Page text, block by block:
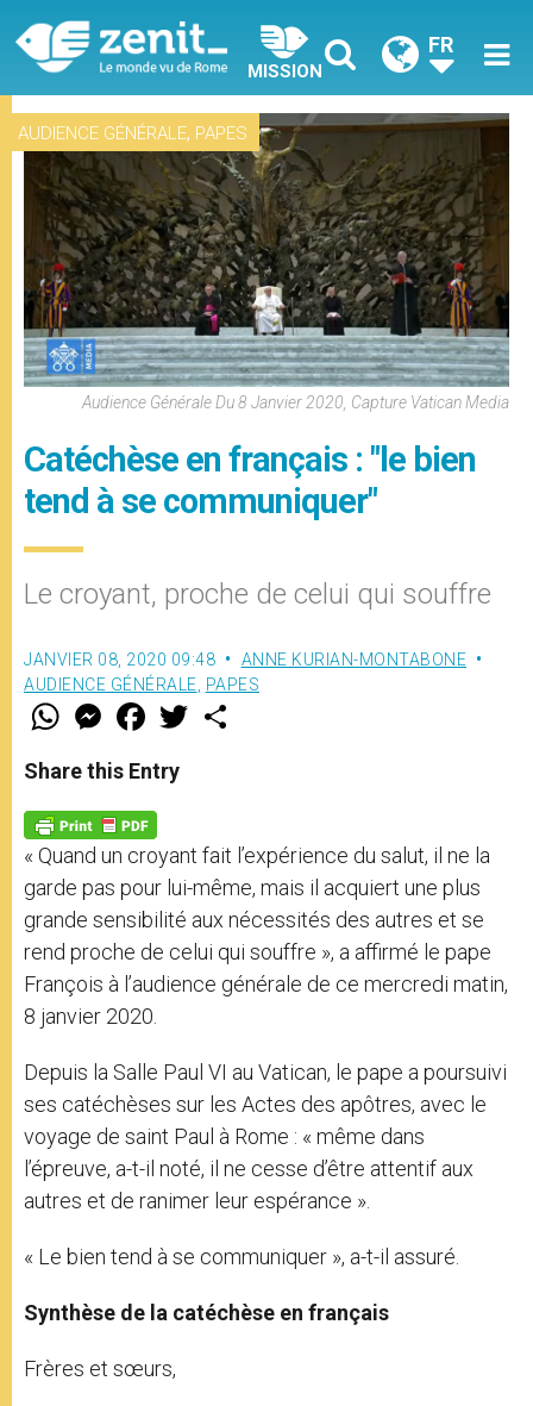
MISSION
FR
AUDIENCE GÉNÉRALE, PAPES
Audience Générale Du 8 Janvier 2020, Capture Vatican Media
Catéchèse en français : "le bien
tend à se communiquer"
Le croyant, proche de celui qui souffre
JANVIER 08, 2020 09:48
ANNE KURIAN-MONTABONE
AUDIENCE GÉNÉRALE, PAPES
W
t
s
p
p
M
e
s
e
g
e
r
F
a
e
b
o
k
w
Share this Entry
« Quand un croyant fait l’expérience du salut, il ne la
garde pas pour lui-même, mais il acquiert une plus
grande sensibilité aux nécessités des autres et se
rend proche de celui qui souffre », a affirmé le pape
François à l’audience générale de ce mercredi matin,
8 janvier 2020.
Depuis la Salle Paul VI au Vatican, le pape a poursuivi
ses catéchèses sur les Actes des apôtres, avec le
voyage de saint Paul à Rome : « même dans
l’épreuve, a-t-il noté, il ne cesse d’être attentif aux
autres et de ranimer leur espérance ».
« Le bien tend à se communiquer », a-t-il assuré.
Synthèse de la catéchèse en français
Frères et sœurs,